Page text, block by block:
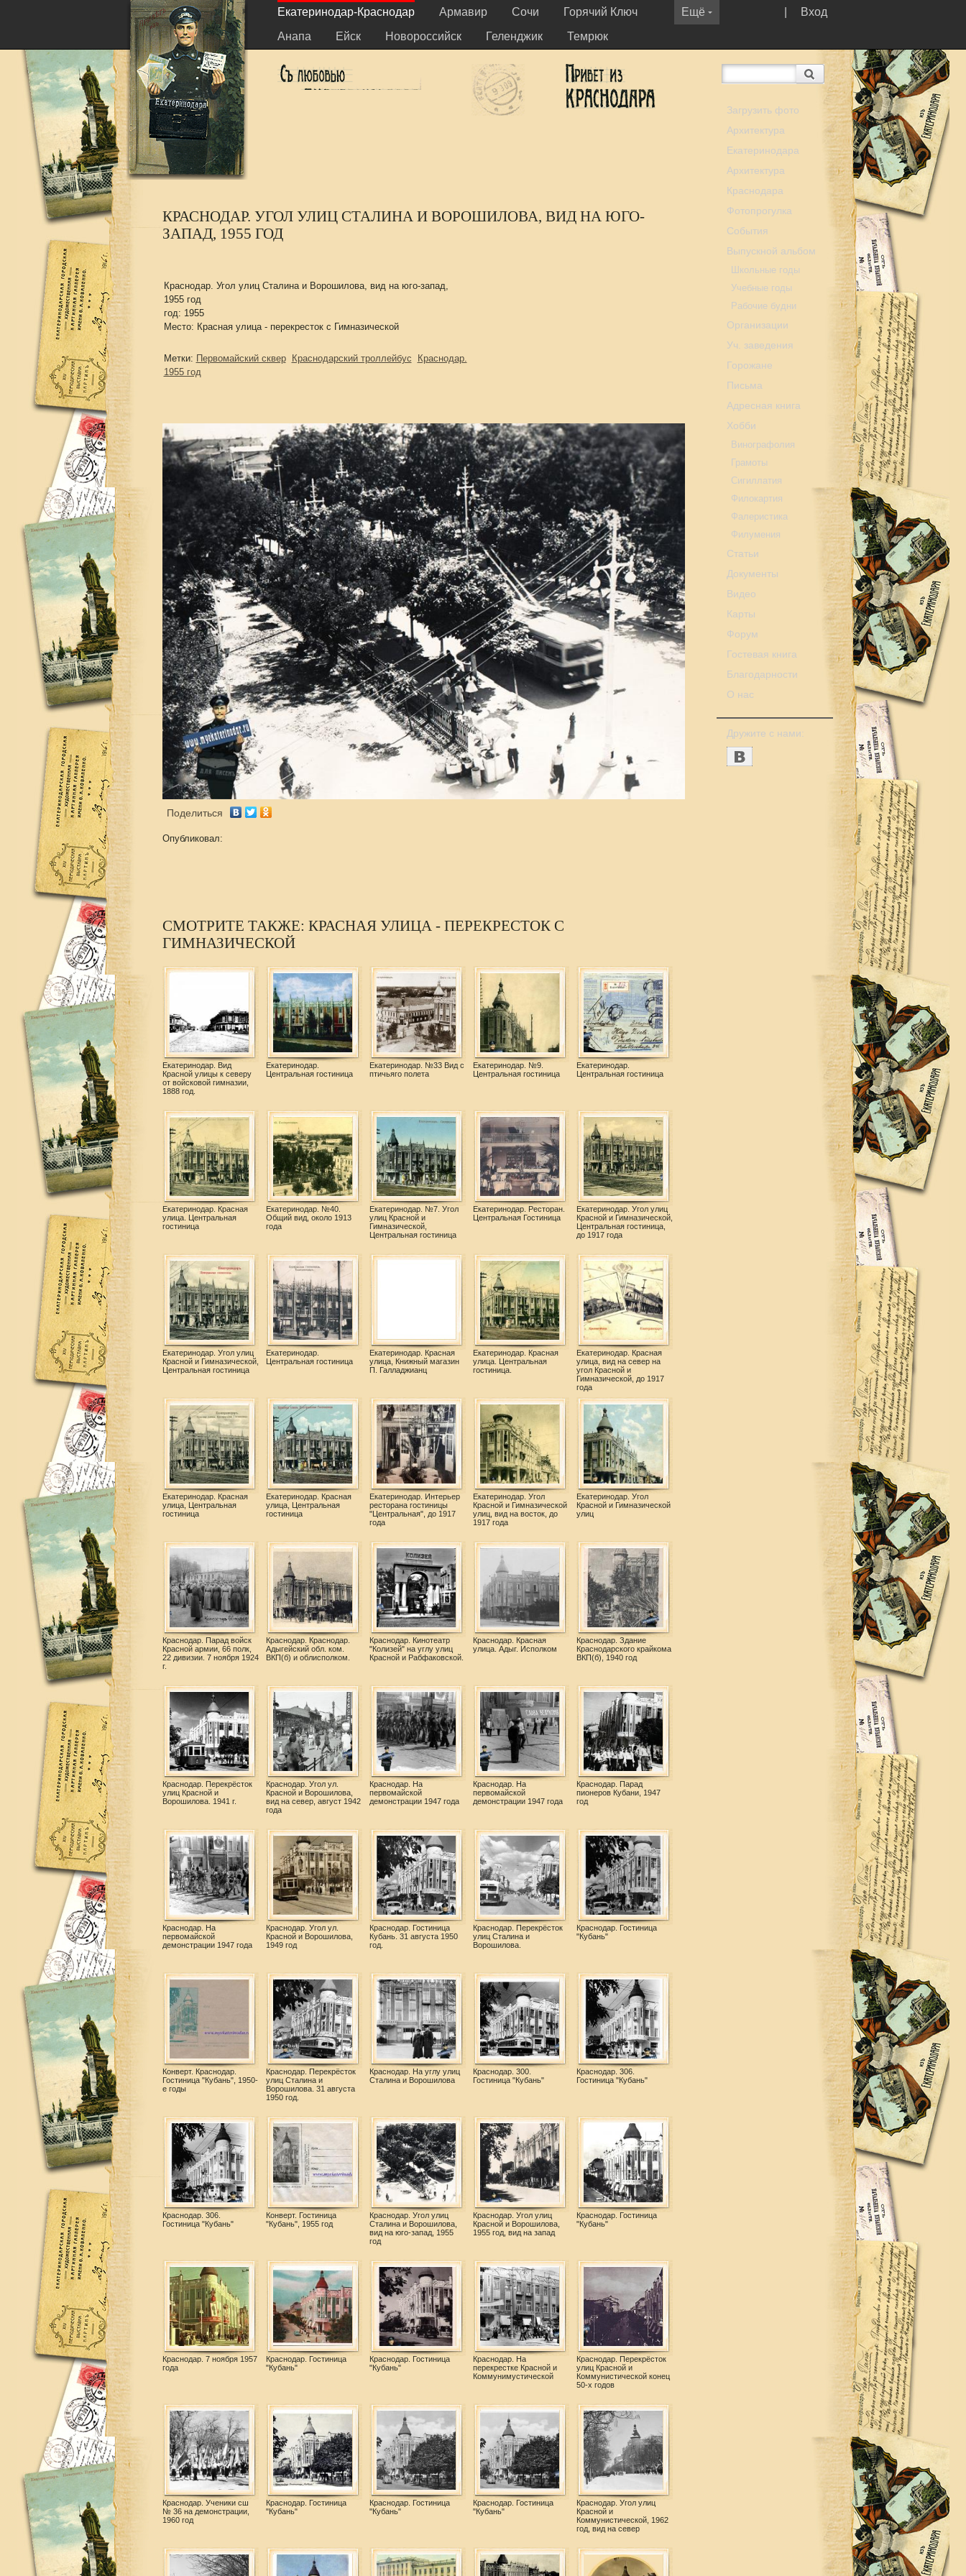
Вход
Ещё
Екатеринодар-Краснодар Армавир Сочи
Горячий Ключ
Анапа
Ейск Новороссийск Геленджик Темрюк
Загрузить фото
Архитектура
Екатеринодара
Архитектура
Краснодара
Фотопрогулка
События
Выпускной альбом
Школьные годы
Учебные годы
Рабочие будни
Организации
Уч. заведения
Горожане
Письма
Адресная книга
Хобби
Винографолия
Грамоты
Сигиллатия
Филокартия
Фалеристика
Филумения
Статьи
Документы
Видео
Карты
Форум
Гостевая книга
Благодарности
О нас
Дружите с нами:
КРАСНОДАР. УГОЛ УЛИЦ СТАЛИНА И ВОРОШИЛОВА, ВИД НА ЮГО-
ЗАПАД, 1955 ГОД
Краснодар. Угол улиц Сталина и Ворошилова, вид на юго-запад,
1955 год
год: 1955
Место: Красная улица - перекресток с Гимназической
Метки: Первомайский сквер Краснодарский троллейбус
Краснодар.
1955 год
Поделиться
Опубликовал:
СМОТРИТЕ ТАКЖЕ: КРАСНАЯ УЛИЦА - ПЕРЕКРЕСТОК С
ГИМНАЗИЧЕСКОЙ
Екатеринодар. Вид
Красной улицы к северу
от войсковой гимназии,
1888 год.
Екатеринодар.
Центральная гостиница
Екатеринодар. №33 Вид с
птичьяго полета
Екатеринодар. №9.
Центральная гостиница
Екатеринодар.
Центральная гостиница
Екатеринодар. Красная
улица. Центральная
гостиница
Екатеринодар. №40.
Общий вид, около 1913
года
Екатеринодар. №7. Угол
улиц Красной и
Гимназической,
Центральная гостиница
Екатеринодар. Ресторан.
Центральная Гостиница
Екатеринодар. Угол улиц
Красной и Гимназической,
Центральная гостиница,
до 1917 года
Екатеринодар. Угол улиц
Красной и Гимназической,
Центральная гостиница
Екатеринодар.
Центральная гостиница
Екатеринодар. Красная
улица, Книжный магазин
П. Галладжианц
Екатеринодар. Красная
улица. Центральная
гостиница.
Екатеринодар. Красная
улица, вид на север на
угол Красной и
Гимназической, до 1917
года
Екатеринодар. Красная
улица, Центральная
гостиница
Екатеринодар. Красная
улица, Центральная
гостиница
Екатеринодар. Интерьер
ресторана гостиницы
"Центральная", до 1917
года
Екатеринодар. Угол
Красной и Гимназической
улиц, вид на восток, до
1917 года
Екатеринодар. Угол
Красной и Гимназической
улиц
Краснодар. Парад войск
Красной армии, 66 полк,
22 дивизии. 7 ноября 1924
г.
Краснодар. Краснодар.
Адыгейский обл. ком.
ВКП(б) и облисполком.
Краснодар. Кинотеатр
"Колизей" на углу улиц
Красной и Рабфаковской.
Краснодар. Красная
улица. Адыг. Исполком
Краснодар. Здание
Краснодарского крайкома
ВКП(б), 1940 год
Краснодар. Перекрёсток
улиц Красной и
Ворошилова. 1941 г.
Краснодар. Угол ул.
Красной и Ворошилова,
вид на север, август 1942
года
Краснодар. На
первомайской
демонстрации 1947 года
Краснодар. На
первомайской
демонстрации 1947 года
Краснодар. Парад
пионеров Кубани, 1947
год
Краснодар. На
первомайской
демонстрации 1947 года
Краснодар. Угол ул.
Красной и Ворошилова,
1949 год
Краснодар. Гостиница
Кубань. 31 августа 1950
год.
Краснодар. Перекрёсток
улиц Сталина и
Ворошилова.
Краснодар. Гостиница
"Кубань"
Конверт. Краснодар.
Гостиница "Кубань", 1950-
е годы
Краснодар. Перекрёсток
улиц Сталина и
Ворошилова. 31 августа
1950 год.
Краснодар. На углу улиц
Сталина и Ворошилова
Краснодар. 300.
Гостиница "Кубань"
Краснодар. 306.
Гостиница "Кубань"
Краснодар. 306.
Гостиница "Кубань"
Конверт. Гостиница
"Кубань", 1955 год
Краснодар. Угол улиц
Сталина и Ворошилова,
вид на юго-запад, 1955
год
Краснодар. Угол улиц
Красной и Ворошилова,
1955 год, вид на запад
Краснодар. Гостиница
"Кубань"
Краснодар. 7 ноября 1957
года
Краснодар. Гостиница
"Кубань"
Краснодар. Гостиница
"Кубань"
Краснодар. На
перекрестке Красной и
Коммунимустической
Краснодар. Перекрёсток
улиц Красной и
Коммунистической конец
50-х годов
Краснодар. Ученики сш
№ 36 на демонстрации,
1960 год
Краснодар. Гостиница
"Кубань"
Краснодар. Гостиница
"Кубань"
Краснодар. Гостиница
"Кубань"
Краснодар. Угол улиц
Красной и
Коммунистической, 1962
год, вид на север